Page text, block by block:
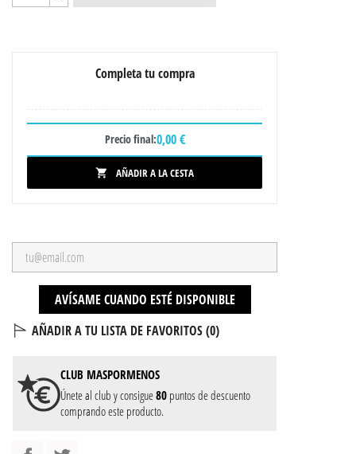
Completa tu compra
Precio final:0,00 €
 AÑADIR A LA CESTA
AVÍSAME CUANDO ESTÉ DISPONIBLE
AÑADIR A TU LISTA DE FAVORITOS (0)
CLUB MASPORMENOS
Únete al club y consigue80 puntos de descuento
comprando este producto.